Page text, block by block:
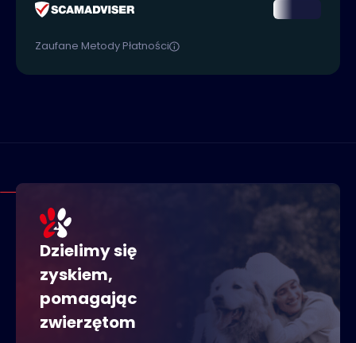
Zaufane Metody Płatności
Dzielimy się
zyskiem,
pomagając
zwierzętom